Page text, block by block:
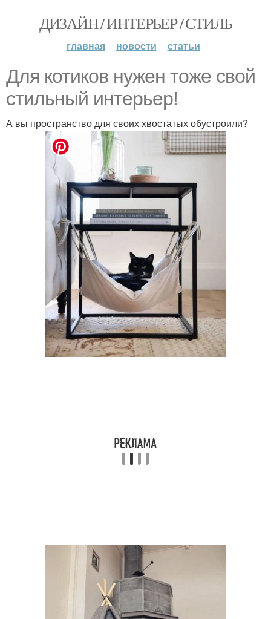
ДИЗАЙН / ИНТЕРЬЕР / СТИЛЬ
главная новости статьи
Для котиков нужен тоже свой
стильный интерьер!
А вы пространство для своих хвостатых обустроили?